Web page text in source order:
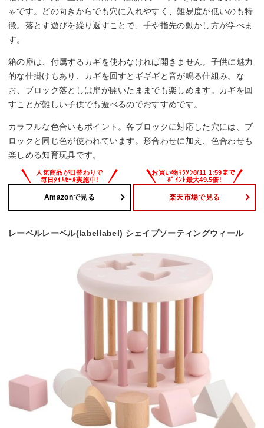
ゃです。どの向きからでも穴に入れやすく、難易度が低いのも特
徴。落とす遊びを繰り返すことで、手や指先の動かし方が学べま
す。
箱の扉は、付属するカギを使わなければ開きません。子供に魅力
的な仕掛けもあり、カギを回すとギギギと音が鳴る仕組み。な
お、ブロック落としは扉が開いたままでも楽しめます。カギを回
すことが難しい子供でも遊べるのでおすすめです。
カラフルな色合いもポイント。各ブロックに対応した穴には、ブ
ロックと同じ色が使われています。形合わせに加え、色合わせも
楽しめる知育玩具です。
Amazonで見る 楽天市場で見る
レーベルレーベル(labellabel) シェイプソーティングウィール